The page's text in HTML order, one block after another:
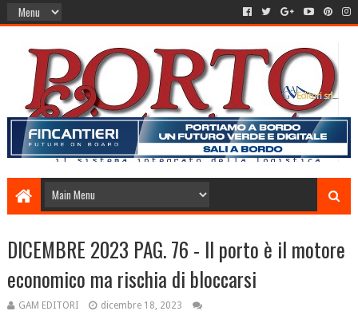
DICEMBRE 2023 PAG. 76 - Il porto è il motore
economico ma rischia di bloccarsi
GAM EDITORI dicembre 18, 2023